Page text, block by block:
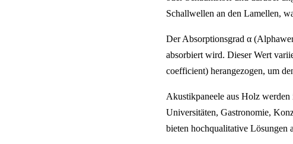
Schallwellen an den Lamellen,
Der Absorptionsgrad α
absorbiert wird. Dieser Wert
coefficient) herangezogen, um
Akustikpaneele aus Holz
Universitäten, Gastronomie,
bieten hochqualitative Lösungen